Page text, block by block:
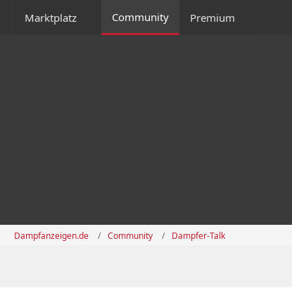
Marktplatz Community Premium
Dampfanzeigen.de Community Dampfer-Talk